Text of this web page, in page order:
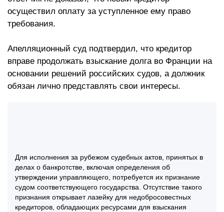
осуществил оплату за уступленное ему право
требования.
Апелляционный суд подтвердил, что кредитор
вправе продолжать взыскание долга во Франции на
основании решений российских судов, а должник
обязан лично представлять свои интересы.
Для исполнения за рубежом судебных актов, принятых в
делах о банкротстве, включая определения об
утверждении управляющего, потребуется их признание
судом соответствующего государства. Отсутствие такого
признания открывает лазейку для недобросовестных
кредиторов, обладающих ресурсами для взыскания